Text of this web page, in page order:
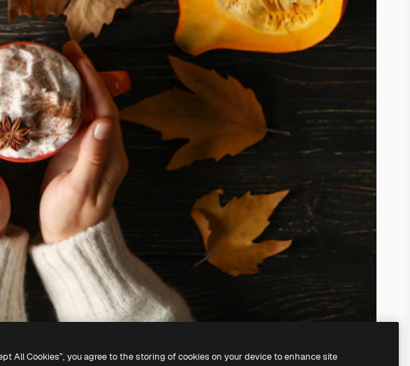
All Cookies”, you agree to the storing of cookies on your device to enhance site